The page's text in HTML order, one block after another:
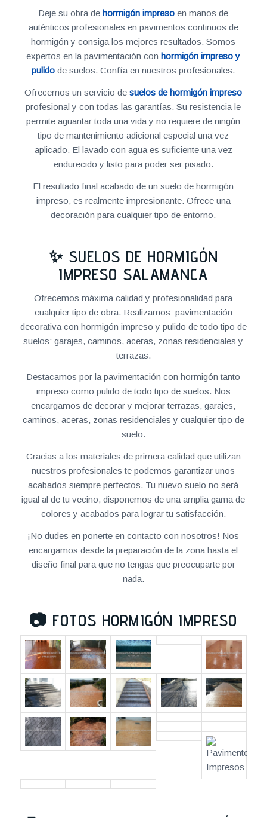
Deje su obra dehormigón impreso en manos de
auténticos profesionales en pavimentos continuos de
hormigón y consiga los mejores resultados. Somos
expertos en la pavimentación conhormigón impreso y
pulido de suelos. Confía en nuestros profesionales.
Ofrecemos un servicio desuelos de hormigón impreso
profesional y con todas las garantías. Su resistencia le
permite aguantar toda una vida y no requiere de ningún
tipo de mantenimiento adicional especial una vez
aplicado. El lavado con agua es suficiente una vez
endurecido y listo para poder ser pisado.
El resultado final acabado de un suelo de hormigón
impreso, es realmente impresionante. Ofrece una
decoración para cualquier tipo de entorno.
✨ SUELOS DE HORMIGÓN
IMPRESO SALAMANCA
Ofrecemos máxima calidad y profesionalidad para
cualquier tipo de obra. Realizamos pavimentación
decorativa con hormigón impreso y pulido de todo tipo de
suelos: garajes, caminos, aceras, zonas residenciales y
terrazas.
Destacamos por la pavimentación con hormigón tanto
impreso como pulido de todo tipo de suelos. Nos
encargamos de decorar y mejorar terrazas, garajes,
caminos, aceras, zonas residenciales y cualquier tipo de
suelo.
Gracias a los materiales de primera calidad que utilizan
nuestros profesionales te podemos garantizar unos
acabados siempre perfectos. Tu nuevo suelo no será
igual al de tu vecino, disponemos de una amplia gama de
colores y acabados para lograr tu satisfacción.
¡No dudes en ponerte en contacto con nosotros! Nos
encargamos desde la preparación de la zona hasta el
diseño final para que no tengas que preocuparte por
nada.
📷 FOTOS HORMIGÓN IMPRESO